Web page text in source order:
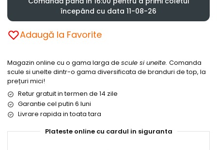
începând cu data 11-08-26
Adaugă la Favorite
Magazin online cu o gama larga de scule si unelte. Comanda
scule si unelte dintr-o gama diversificata de branduri de top, la
prețuri mici!
Retur gratuit in termen de 14 zile
Garantie cel putin 6 luni
Livrare rapida in toata tara
Plateste online cu cardul in siguranta